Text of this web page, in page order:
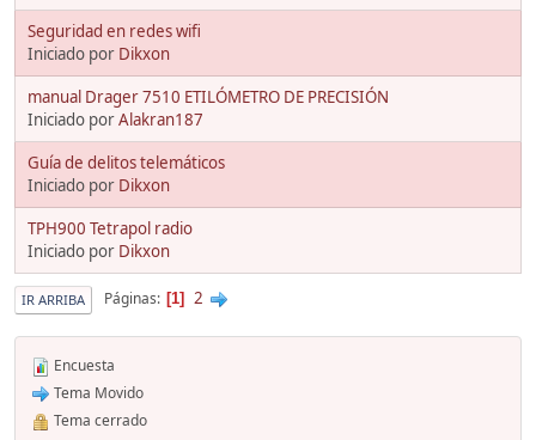
Seguridad en redes wifi
Iniciado por Dikxon
manual Drager 7510 ETILÓMETRO DE PRECISIÓN
Iniciado porAlakran187
Guía de delitos telemáticos
Iniciado por Dikxon
TPH900 Tetrapol radio
Iniciado por Dikxon
IR ARRIBA Páginas 1 2
Encuesta
Tema Movido
Tema cerrado